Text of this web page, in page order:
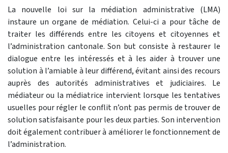
La nouvelle loi sur la médiation administrative (LMA)
instaure un organe de médiation. Celui-ci a pour tâche de
traiter les différends entre les citoyens et citoyennes et
l’administration cantonale. Son but consiste à restaurer le
dialogue entre les intéressés et à les aider à trouver une
solution à l’amiable à leur différend, évitant ainsi des recours
auprès des autorités administratives et judiciaires. Le
médiateur ou la médiatrice intervient lorsque les tentatives
usuelles pour régler le conflit n’ont pas permis de trouver de
solution satisfaisante pour les deux parties. Son intervention
doit également contribuer à améliorer le fonctionnement de
l’administration.